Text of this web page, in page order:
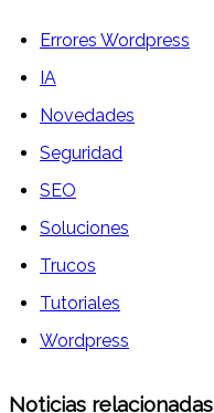
Errores Wordpress
IA
Novedades
Seguridad
SEO
Soluciones
Trucos
Tutoriales
Wordpress
Noticias relacionadas